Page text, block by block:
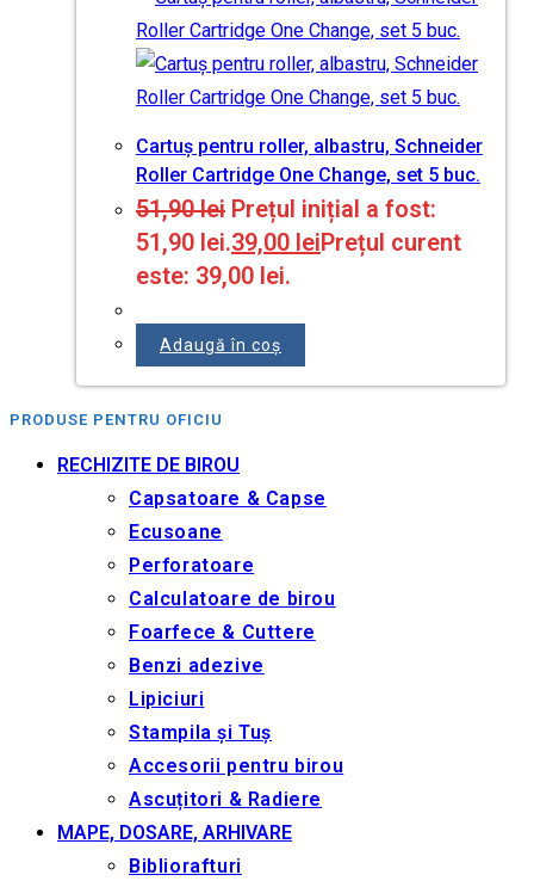
Cartuș pentru roller, albastru, Schneider
Roller Cartridge One Change, set 5 buc.
51,90lei Prețul inițial a fost:
51,90 lei.39,00 leiPrețul curent
este: 39,00 lei.
Adaugă în coș
PRODUSE PENTRU OFICIU
RECHIZITE DE BIROU
Capsatoare & Capse
Ecusoane
Perforatoare
Calculatoare de birou
Foarfece & Cuttere
Benzi adezive
Lipiciuri
Stampila și Tuș
Accesorii pentru birou
Ascuțitori & Radiere
MAPE, DOSARE, ARHIVARE
Bibliorafturi